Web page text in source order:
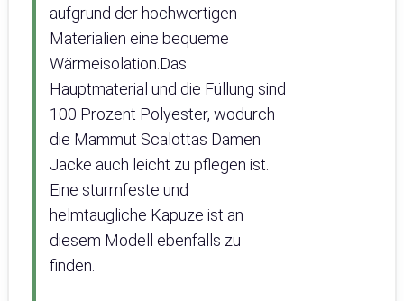
aufgrund der hochwertigen
Materialien eine bequeme
Wärmeisolation.Das
Hauptmaterial und die Füllung sind
100 Prozent Polyester, wodurch
die Mammut Scalottas Damen
Jacke auch leicht zu pflegen ist.
Eine sturmfeste und
helmtaugliche Kapuze ist an
diesem Modell ebenfalls zu
finden.